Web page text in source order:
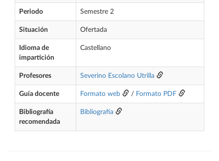
Periodo Semestre 2
Situación Ofertada
Idioma de
impartición
Castellano
Profesores Severino Escolano Utrilla
Guía docente Formato web / Formato PDF
Bibliografía
recomendada
Bibliografía